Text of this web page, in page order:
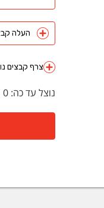
העלה קבצים
צרף קבצים
נוצל עד כה: 0